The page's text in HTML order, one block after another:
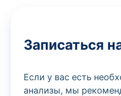
Записаться
Если у вас есть
анализы, мы